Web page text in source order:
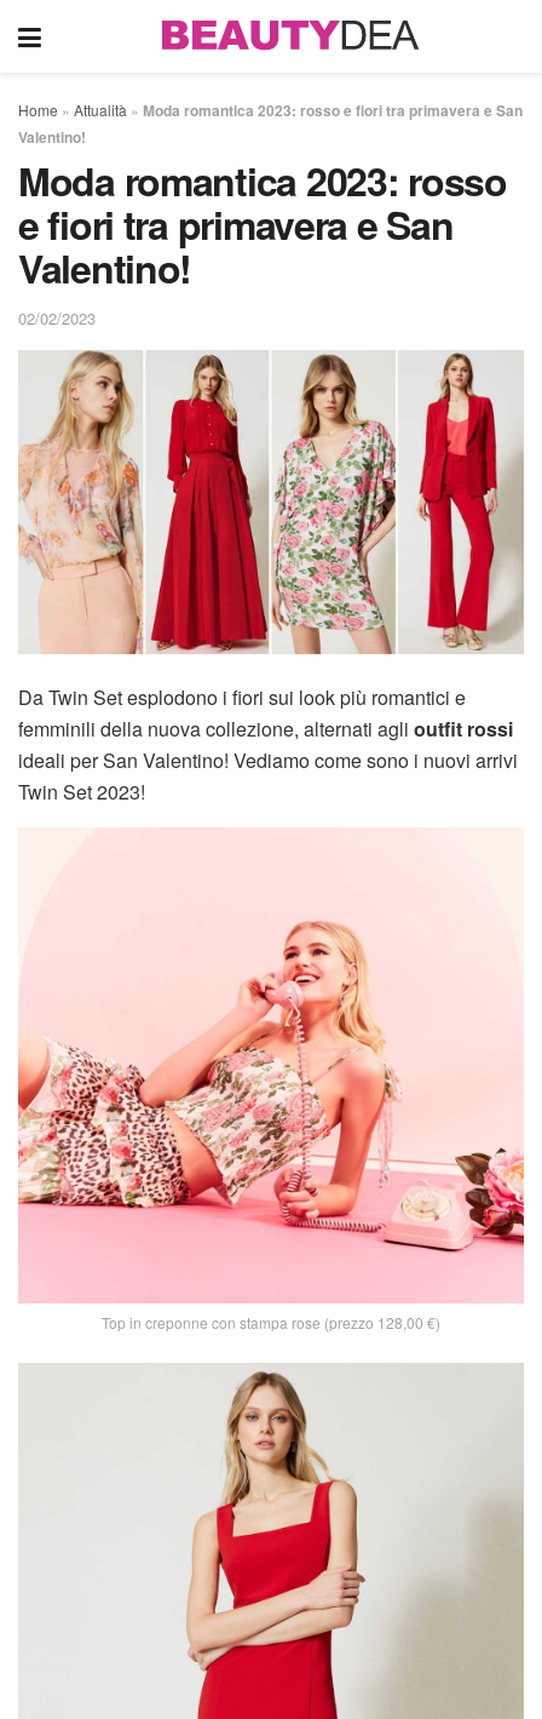
Home » Attualità » Moda romantica 2023: rosso e fiori tra primavera e San
Valentino!
Moda romantica 2023: rosso
e fiori tra primavera e San
Valentino!
02/02/2023
Da Twin Set esplodono i fiori sui look più romantici e
femminili della nuova collezione, alternati agli outfit rossi
ideali per San Valentino! Vediamo come sono i nuovi arrivi
Twin Set 2023!
Top in creponne con stampa rose (prezzo 128,00 €)